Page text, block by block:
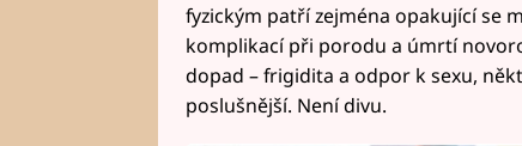
fyzickým patří zejména opakující se
komplikací při porodu a úmrtí
dopad – frigidita a odpor k sexu,
poslušnější. Není divu.